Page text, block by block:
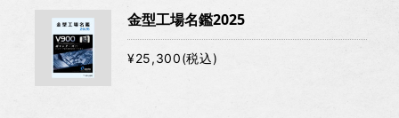
金型工場名鑑2025
¥25,300(税込)